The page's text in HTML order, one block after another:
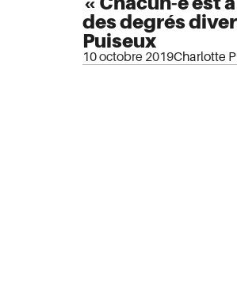
des degrés
Puiseux
10 octobre 2019Charlotte